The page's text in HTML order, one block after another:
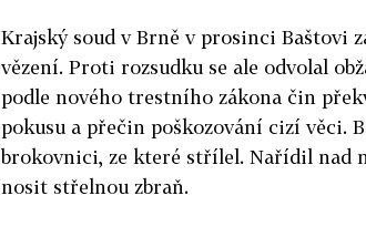
Krajský soud v Brně v prosinci Baštovi
vězení. Proti rozsudku se ale odvolal
podle nového trestního zákona čin
pokusu a přečin poškozování cizí věci.
brokovnici, ze které střílel. Nařídil nad
nosit střelnou zbraň.